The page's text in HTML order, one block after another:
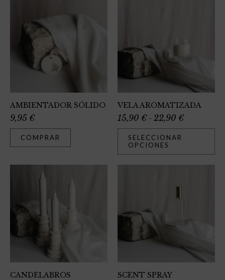
AMBIENTADOR SÓLIDO
9,95 €
COMPRAR
VELA AROMATIZADA
15,90 € - 22,90 €
SELECCIONAR
OPCIONES
CANDELABROS SCENT SPRAY